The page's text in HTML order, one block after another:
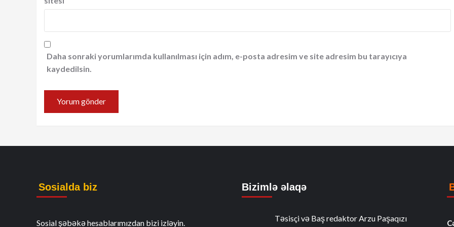
Daha sonraki yorumlarımda kullanılması için adım, e-posta adresim ve site adresim bu tarayıcıya
kaydedilsin.
Sosialda biz
Sosial şəbəkə hesablarımızdan bizi izləyin.
Bizimlə əlaqə
Təsisçi və Baş redaktor Arzu Paşaqızı